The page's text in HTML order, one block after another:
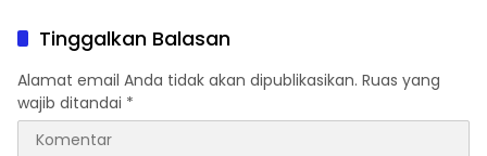
Legokjawa
Tinggalkan Balasan
Alamat email Anda tidak akan dipublikasikan. Ruas yang
wajib ditandai *